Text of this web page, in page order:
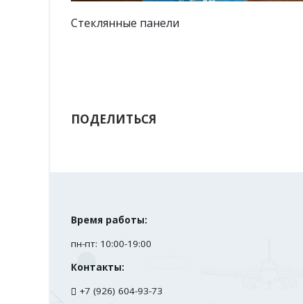
Зеркальная панель
ПОДЕЛИТЬСЯ
Время работы:
пн-пт: 10:00-19:00
Контакты:
+7 (926) 604-93-73